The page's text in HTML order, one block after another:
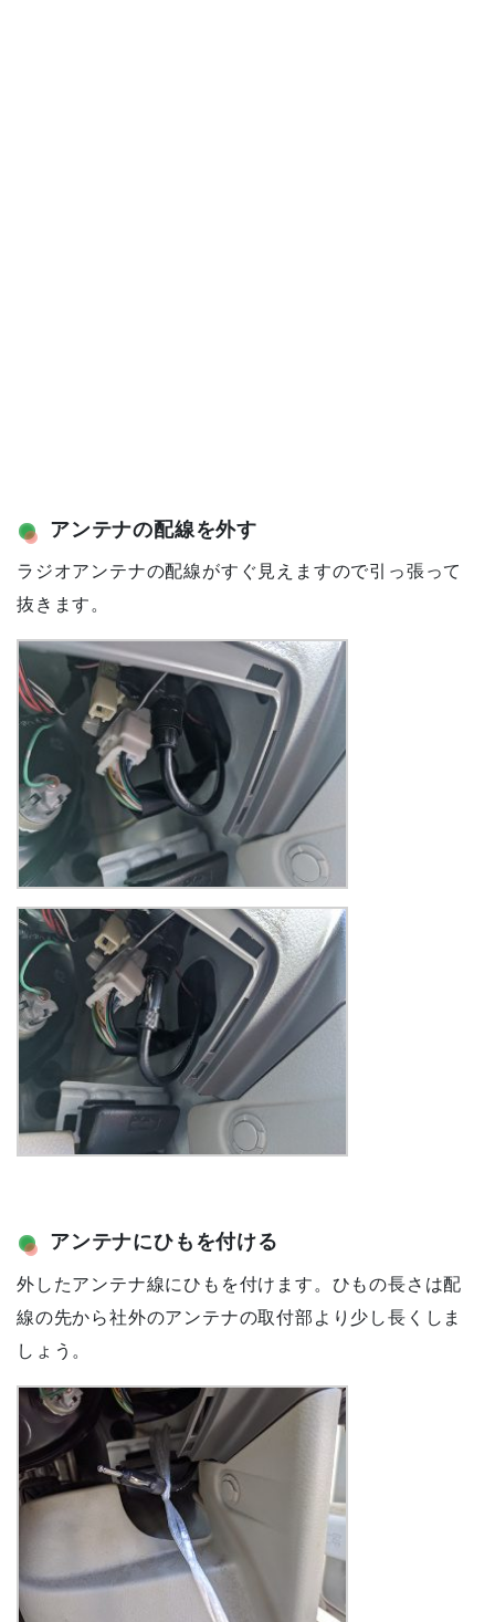
アンテナの配線を外す
ラジオアンテナの配線がすぐ見えますので引っ張って
抜きます。
アンテナにひもを付ける
外したアンテナ線にひもを付けます。ひもの長さは配
線の先から社外のアンテナの取付部より少し長くしま
しょう。